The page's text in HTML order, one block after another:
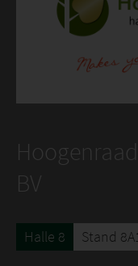
BV
Halle 8 Stand